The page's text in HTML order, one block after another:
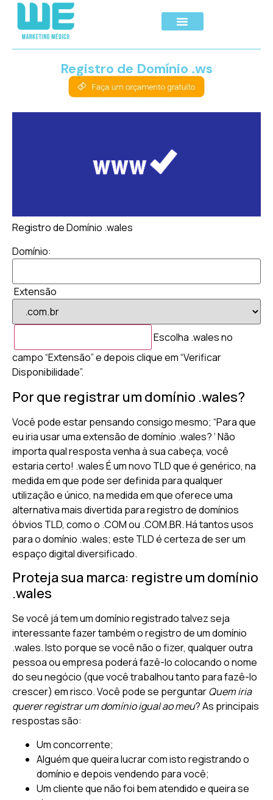
Registro de Domínio .ws
Registro de Domínio .wales
Domínio:
Extensão
Escolha .wales no
campo “Extensão” e depois clique em “Verificar
Disponibilidade”.
Por que registrar um domínio .wales?
Você pode estar pensando consigo mesmo; “Para que
eu iria usar uma extensão de domínio .wales? ‘ Não
importa qual resposta venha à sua cabeça, você
estaria certo! .wales É um novo TLD que é genérico, na
medida em que pode ser definida para qualquer
utilização e único, na medida em que oferece uma
alternativa mais divertida para registro de domínios
óbvios TLD, como o .COM ou .COM.BR. Há tantos usos
para o domínio .wales; este TLD é certeza de ser um
espaço digital diversificado.
Proteja sua marca: registre um domínio
.wales
Se você já tem um domínio registrado talvez seja
interessante fazer também o registro de um domínio
.wales. Isto porque se você não o fizer, qualquer outra
pessoa ou empresa poderá fazê-lo colocando o nome
do seu negócio (que você trabalhou tanto para fazê-lo
crescer) em risco. Você pode se perguntarQuem iria
querer registrar um domínio igual ao meu? As principais
respostas são:
Um concorrente;
Alguém que queira lucrar com isto registrando o
domínio e depois vendendo para você;
Um cliente que não foi bem atendido e queira se